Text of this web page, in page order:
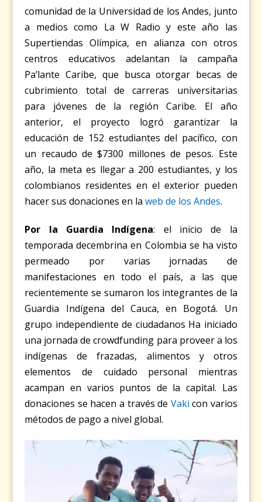
comunidad de la Universidad de los Andes, junto
a medios como La W Radio y este año las
Supertiendas Olímpica, en alianza con otros
centros educativos adelantan la campaña
Pa’lante Caribe, que busca otorgar becas de
cubrimiento total de carreras universitarias
para jóvenes de la región Caribe. El año
anterior, el proyecto logró garantizar la
educación de 152 estudiantes del pacífico, con
un recaudo de $7300 millones de pesos. Este
año, la meta es llegar a 200 estudiantes, y los
colombianos residentes en el exterior pueden
hacer sus donaciones en laweb de los Andes.
Por la Guardia Indígena: el inicio de la
temporada decembrina en Colombia se ha visto
permeado por varias jornadas de
manifestaciones en todo el país, a las que
recientemente se sumaron los integrantes de la
Guardia Indígena del Cauca, en Bogotá. Un
grupo independiente de ciudadanos Ha iniciado
una jornada de crowdfunding para proveer a los
indígenas de frazadas, alimentos y otros
elementos de cuidado personal mientras
acampan en varios puntos de la capital. Las
donaciones se hacen a través de Vaki con varios
métodos de pago a nivel global.